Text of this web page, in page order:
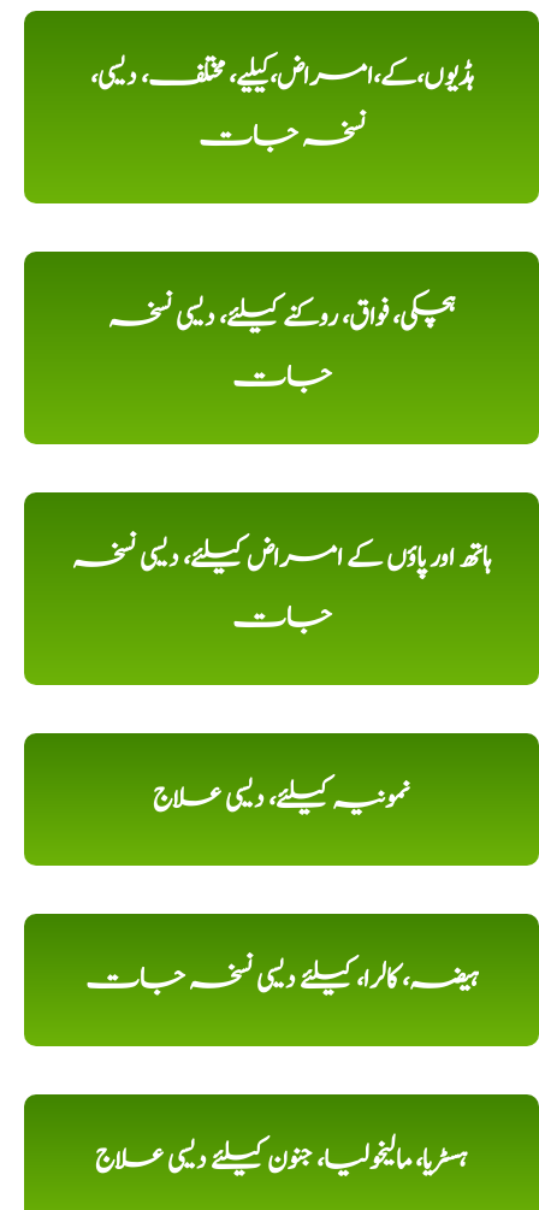
ہڈیوں،کے،امراض،کیلیے، مختلف، دیسی،
نسخہ جات
ہچکی، فواق، روکنے کیلئے، دیسی نسخہ
جات
ہاتھ اور پاؤں کے امراض کیلئے، دیسی نسخہ
جات
نمونیہ کیلئے، دیسی علاج
ہیضہ، کالرا، کیلئے دیسی نسخہ جات
ہسٹریا، مالیخولیا، جنون کیلئے دیسی علاج